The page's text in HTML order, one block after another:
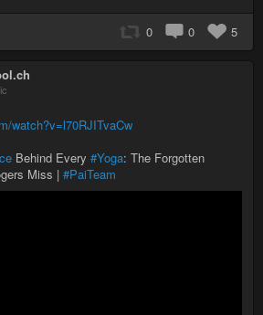
0 0 5
watch?v=l70RJITvaCw
Behind Every #Yoga: The Forgotten
Miss | #PaiTeam